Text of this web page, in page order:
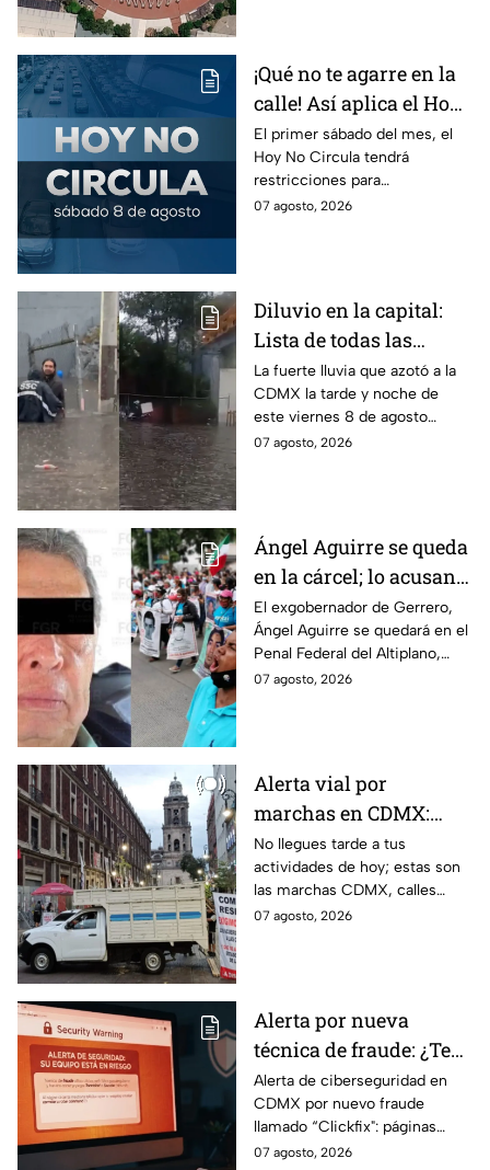
¡Qué no te agarre en la
calle! Así aplica el Hoy
No Circula el primer
sábado del mes
El primer sábado del mes, el
Hoy No Circula tendrá
restricciones para
determinados vehículos en la
07 agosto, 2026
Diluvio en la capital:
Lista de todas las
inundaciones en CDMX
HOY viernes 7 de
agosto
La fuerte lluvia que azotó a la
CDMX la tarde y noche de
este viernes 8 de agosto
provocó inundaciones y otras
07 agosto, 2026
Ángel Aguirre se queda
en la cárcel; lo acusan
de destruir
información del caso
Ayotzinapa
El exgobernador de Gerrero,
Ángel Aguirre se quedará en el
Penal Federal del Altiplano,
luego de que fue detenido ayer
07 agosto, 2026
Alerta vial por
marchas en CDMX:
Manifestantes retiran
bloqueo en Canela y Eje
3 Sur, colonia Granjas
México
No llegues tarde a tus
actividades de hoy; estas son
las marchas CDMX, calles
cerradas y bloqueos que
07 agosto, 2026
Alerta por nueva
técnica de fraude: ¿Te
piden copiar códigos
extraños en la PC?
Cuidado, podrías ser
Alerta de ciberseguridad en
CDMX por nuevo fraude
llamado “Clickfix": páginas
falsas que engañan para
07 agosto, 2026